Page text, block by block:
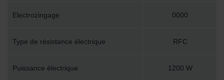
Electrozingage 0000
Type de résistance électrique RFC
Puissance électrique 1200 W